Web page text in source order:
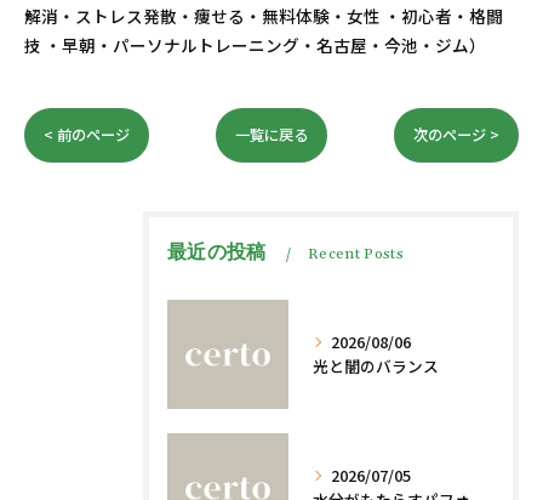
解消・ストレス発散・痩せる・無料体験・女性 ・初心者・格闘
技 ・早朝・パーソナルトレーニング・名古屋・今池・ジム）
< 前のページ 一覧に戻る 次のページ >
最近の投稿 Recent Posts
2026/08/06
光と闇のバランス
2026/07/05